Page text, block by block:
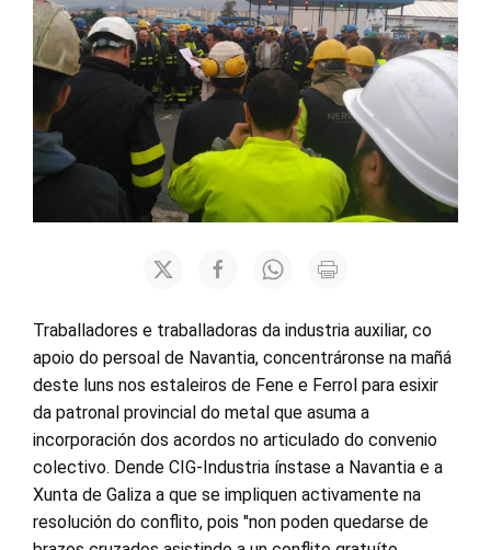
Traballadores e traballadoras da industria auxiliar, co
apoio do persoal de Navantia, concentráronse na mañá
deste luns nos estaleiros de Fene e Ferrol para esixir
da patronal provincial do metal que asuma a
incorporación dos acordos no articulado do convenio
colectivo. Dende CIG-Industria ínstase a Navantia e a
Xunta de Galiza a que se impliquen activamente na
resolución do conflito, pois "non poden quedarse de